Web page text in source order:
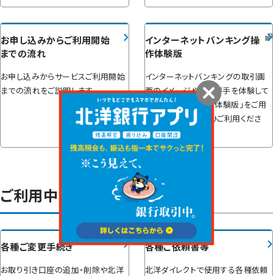
お申し込みからご利用開始
までの流れ
お申し込みからサービスご利用開始
までの流れをご説明します。
インターネットバンキング操
作体験版
インターネットバンキングの取引画
面のイメージや使い勝手を体験して
いただくため、「操作体験版」をご用
意いたしました。ぜひご利用くださ
い。
ご利用中のお客さま
各種ご変更手続き
お取り引き口座の追加・削除や北洋
各種ご依頼書等
北洋ダイレクトで使用する各種依頼